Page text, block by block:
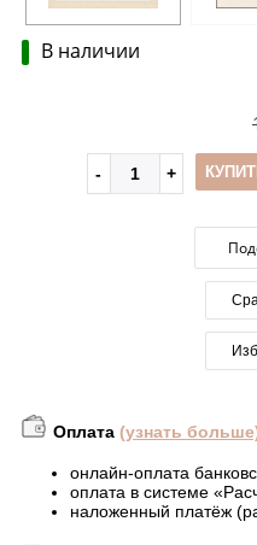
В наличии
Оплата (узнать
онлайн-оплата
оплата в системе
наложенный платёж